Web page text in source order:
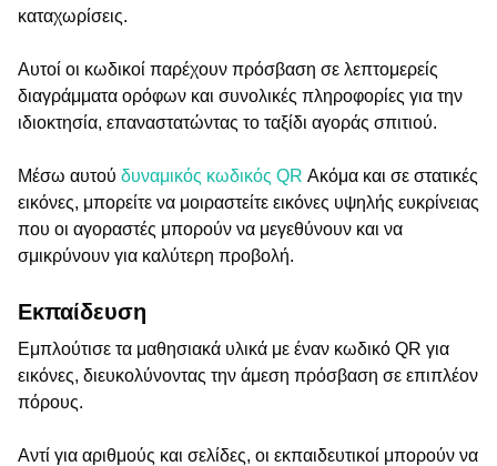
καταχωρίσεις.
Αυτοί οι κωδικοί παρέχουν πρόσβαση σε λεπτομερείς
διαγράμματα ορόφων και συνολικές πληροφορίες για την
ιδιοκτησία, επαναστατώντας το ταξίδι αγοράς σπιτιού.
Μέσω αυτού δυναμικός κωδικός QR Ακόμα και σε στατικές
εικόνες, μπορείτε να μοιραστείτε εικόνες υψηλής ευκρίνειας
που οι αγοραστές μπορούν να μεγεθύνουν και να
σμικρύνουν για καλύτερη προβολή.
Εκπαίδευση
Εμπλούτισε τα μαθησιακά υλικά με έναν κωδικό QR για
εικόνες, διευκολύνοντας την άμεση πρόσβαση σε επιπλέον
πόρους.
Αντί για αριθμούς και σελίδες, οι εκπαιδευτικοί μπορούν να